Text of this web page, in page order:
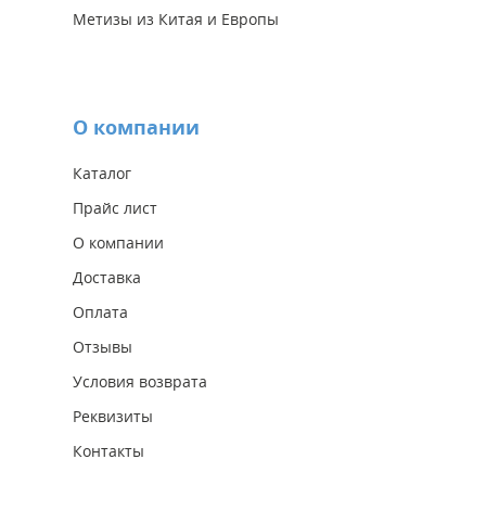
Метизы из Китая и Европы
О компании
Каталог
Прайс лист
О компании
Доставка
Оплата
Отзывы
Условия возврата
Реквизиты
Контакты